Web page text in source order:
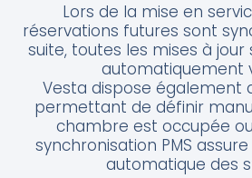
Lors de la mise en
réservations futures sont
suite, toutes les mises à
automatiquement
Vesta dispose également
permettant de définir
chambre est occupée
synchronisation PMS
automatique des